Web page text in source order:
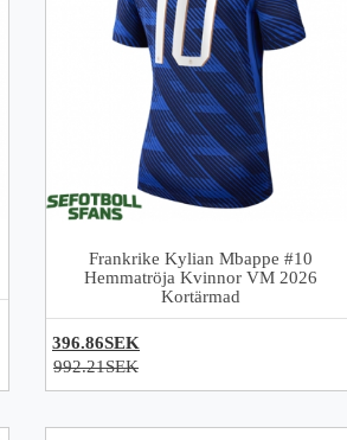
Frankrike Kylian Mbappe #10
Hemmatröja Kvinnor VM 2026
Kortärmad
396.86SEK
992.21SEK